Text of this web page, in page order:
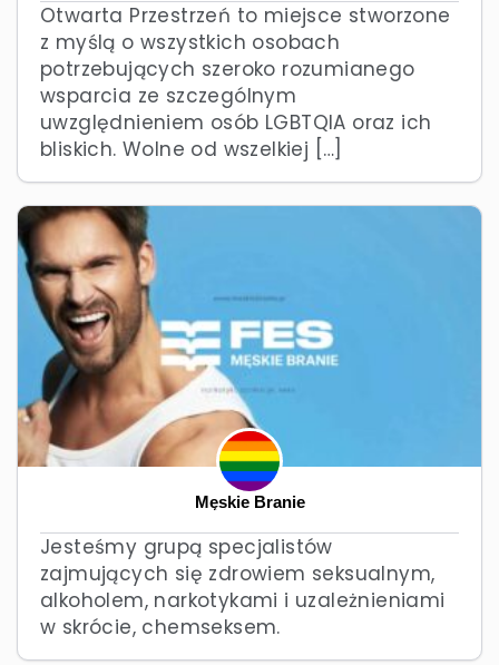
Otwarta Przestrzeń to miejsce stworzone
z myślą o wszystkich osobach
potrzebujących szeroko rozumianego
wsparcia ze szczególnym
uwzględnieniem osób LGBTQIA oraz ich
bliskich. Wolne od wszelkiej […]
Męskie Branie
Jesteśmy grupą specjalistów
zajmujących się zdrowiem seksualnym,
alkoholem, narkotykami i uzależnieniami
w skrócie, chemseksem.